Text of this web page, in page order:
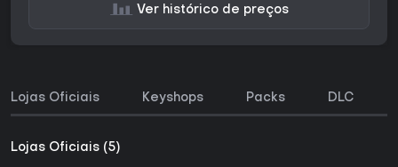
Ver histórico de preços
Lojas Oficiais Keyshops Packs DLC
Lojas Oficiais (5)